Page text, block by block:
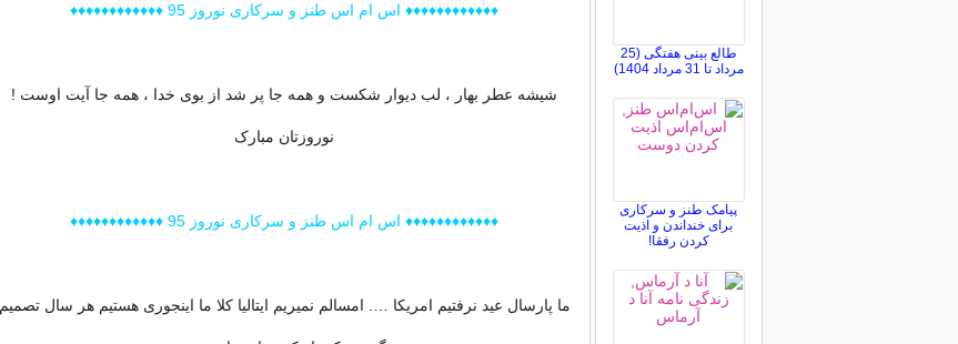
♦♦♦♦♦♦♦♦♦♦♦♦ اس ام اس طنز و سرکاری نوروز 95 ♦♦♦♦♦♦♦♦♦♦♦♦
شیشه عطر بهار ، لب دیوار شکست و همه جا پر شد از بوی خدا ، همه جا آیت اوست !
نوروزتان مبارک
♦♦♦♦♦♦♦♦♦♦♦♦ اس ام اس طنز و سرکاری نوروز 95 ♦♦♦♦♦♦♦♦♦♦♦♦
ما پارسال عید نرفتیم امریکا …. امسالم نمیریم ایتالیا کلا ما اینجوری هستیم هر سال تصمیم
طالع بینی هفتگی (25
مرداد تا 31 مرداد 1404)
پیامک طنز و سرکاری
برای خنداندن و اذیت
کردن رفقا!